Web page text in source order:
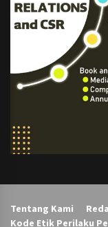
Tentang Kami
Kode Etik Perilaku